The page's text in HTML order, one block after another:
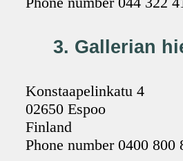
3. Gallerian
Konstaapelinkatu 4
02650 Espoo
Finland
Phone number 0400 800